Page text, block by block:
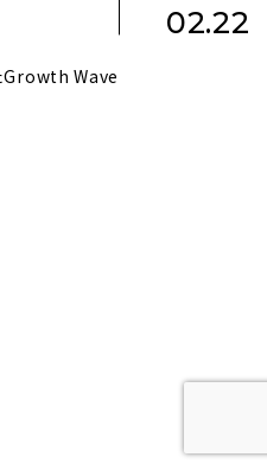
02.22
Growth Wave